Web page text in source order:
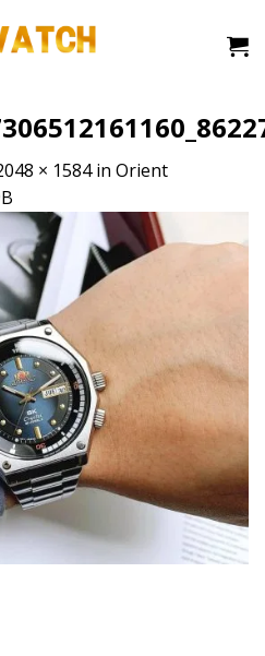
× 1584in Orient